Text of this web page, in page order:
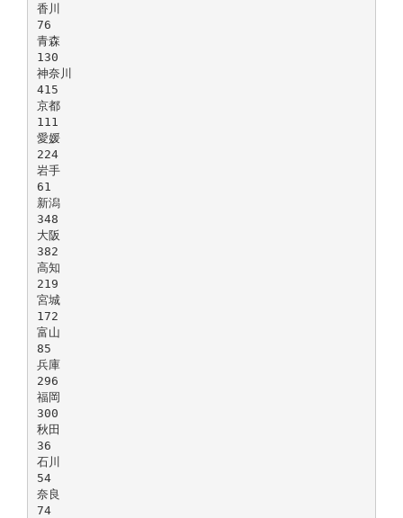
香川
76
青森
130
神奈川
415
京都
111
愛媛
224
岩手
61
新潟
348
大阪
382
高知
219
宮城
172
富山
85
兵庫
296
福岡
300
秋田
36
石川
54
奈良
74